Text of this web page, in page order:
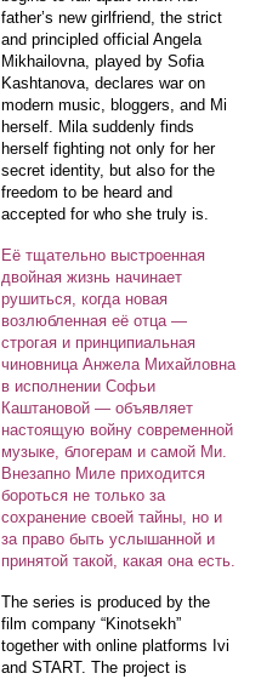
father’s new girlfriend, the strict
and principled official Angela
Mikhailovna, played by Sofia
Kashtanova, declares war on
modern music, bloggers, and Mi
herself. Mila suddenly finds
herself fighting not only for her
secret identity, but also for the
freedom to be heard and
accepted for who she truly is.
Её тщательно выстроенная
двойная жизнь начинает
рушиться, когда новая
возлюбленная её отца —
строгая и принципиальная
чиновница Анжела Михайловна
в исполнении Софьи
Каштановой — объявляет
настоящую войну современной
музыке, блогерам и самой Ми.
Внезапно Миле приходится
бороться не только за
сохранение своей тайны, но и
за право быть услышанной и
принятой такой, какая она есть.
The series is produced by the
film company “Kinotsekh”
together with online platforms Ivi
and START. The project is